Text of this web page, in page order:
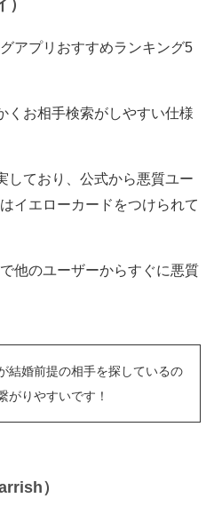
アプリおすすめランキング5
くお相手検索がしやすい仕様
しており、公式から悪質ユー
イエローカードをつけられて
他のユーザーからすぐに悪質
結婚前提の相手を探しているの
がりやすいです！
）